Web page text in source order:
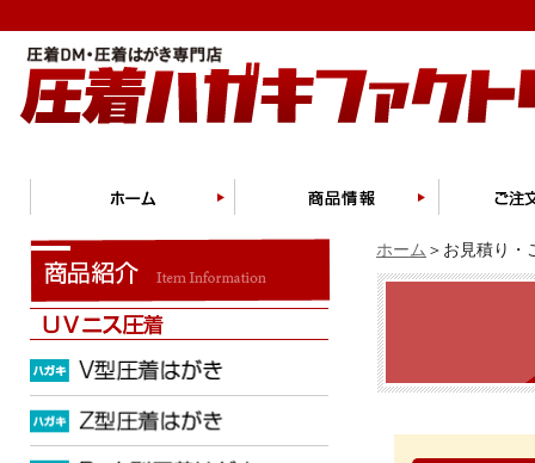
ホーム ＞お見積り・